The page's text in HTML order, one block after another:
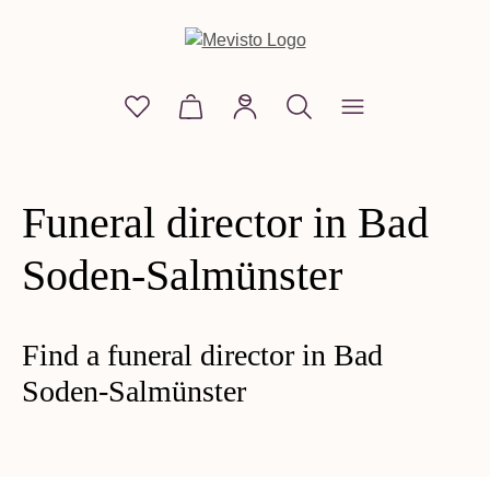
You have 0 wishlist items
Shopping cart contains 0 items.
Funeral director in Bad
Soden-Salmünster
Find a funeral director in Bad
Soden-Salmünster